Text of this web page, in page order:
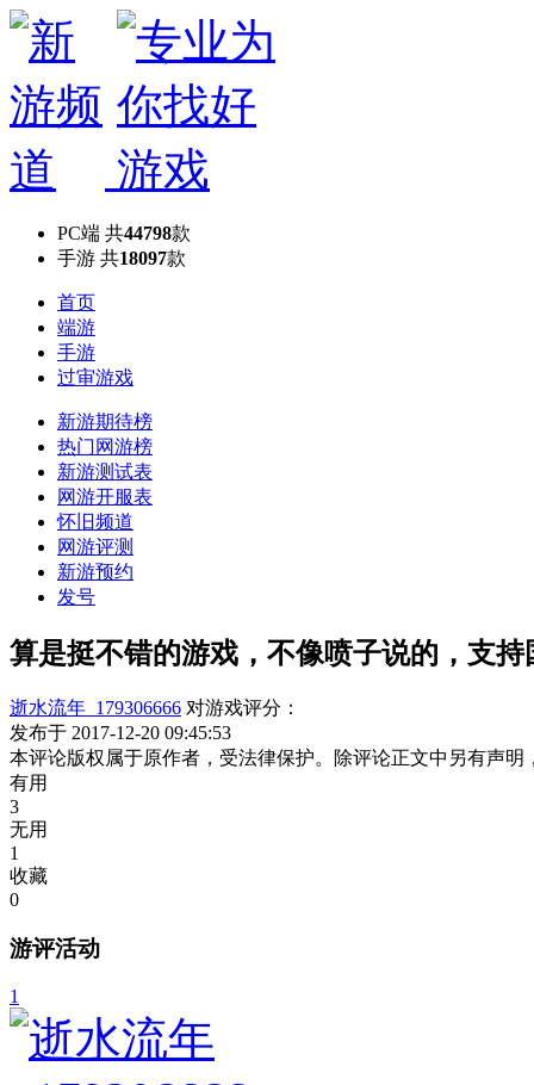
PC端 共44798款
手游 共18097款
首页
端游
手游
过审游戏
新游期待榜
热门网游榜
新游测试表
网游开服表
怀旧频道
网游评测
新游预约
发号
算是挺不错的游戏，不像喷子说的，支持
逝水流年_179306666 对游戏评分：
发布于 2017-12-20 09:45:53
本评论版权属于原作者，受法律保护。除评论正文中另有声
有用
3
无用
1
收藏
0
游评活动
1